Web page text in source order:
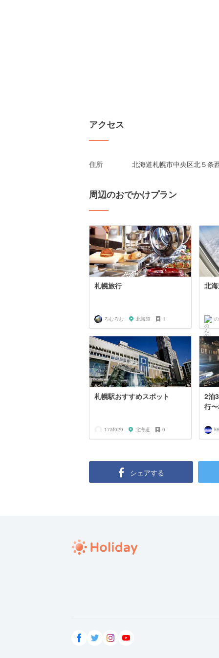
アクセス
住所 北海道札幌市中央区北５条
周辺のおでかけプラン
札幌旅行
ろむろむ 北海道 1
北
札幌駅おすすめスポット
17af029 北海道 0
2泊
行
シェアする